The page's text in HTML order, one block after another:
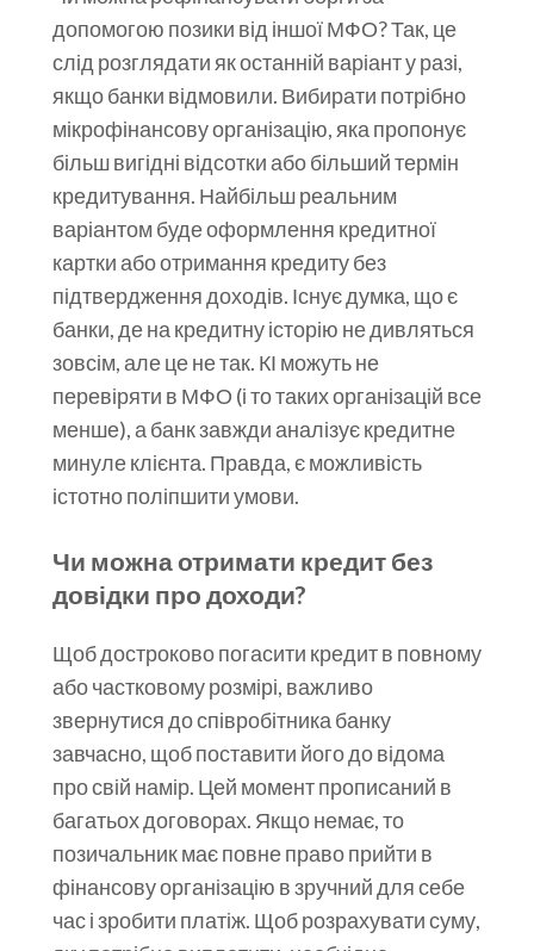
допомогою позики від іншої МФО? Так, це
слід розглядати як останній варіант у разі,
якщо банки відмовили. Вибирати потрібно
мікрофінансову організацію, яка пропонує
більш вигідні відсотки або більший термін
кредитування. Найбільш реальним
варіантом буде оформлення кредитної
картки або отримання кредиту без
підтвердження доходів. Існує думка, що є
банки, де на кредитну історію не дивляться
зовсім, але це не так. КІ можуть не
перевіряти в МФО (і то таких організацій все
менше), а банк завжди аналізує кредитне
минуле клієнта. Правда, є можливість
істотно поліпшити умови.
Чи можна отримати кредит без
довідки про доходи?
Щоб достроково погасити кредит в повному
або частковому розмірі, важливо
звернутися до співробітника банку
завчасно, щоб поставити його до відома
про свій намір. Цей момент прописаний в
багатьох договорах. Якщо немає, то
позичальник має повне право прийти в
фінансову організацію в зручний для себе
час і зробити платіж. Щоб розрахувати суму,